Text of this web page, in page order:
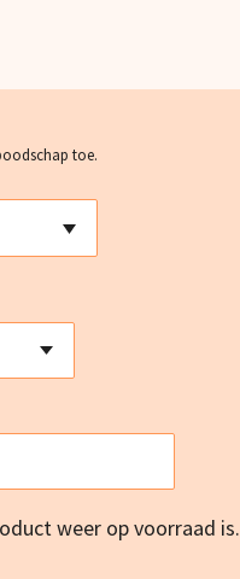
toe.
weer op voorraad is.